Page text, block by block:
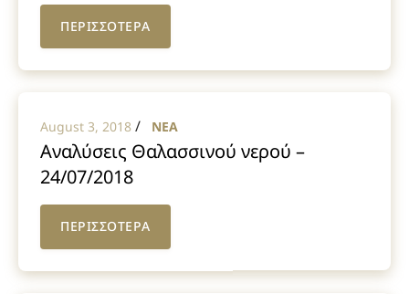
ΠΕΡΙΣΣΟΤΕΡΑ
August 3, 2018 / NEA
Αναλύσεις Θαλασσινού νερού –
24/07/2018
ΠΕΡΙΣΣΟΤΕΡΑ